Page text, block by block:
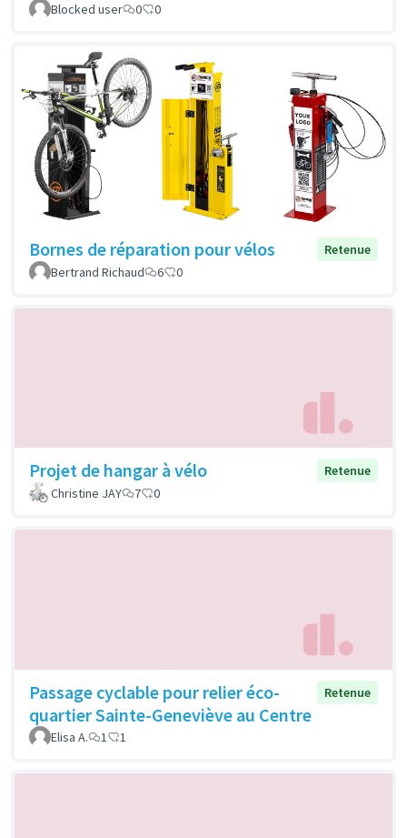
Blocked user 0 0
Bornes de réparation pour vélos
Retenue
Bertrand Richaud
6 0
Projet de hangar à vélo
Retenue
Christine JAY
7 0
Passage cyclable pour relier éco-
quartier Sainte-Geneviève au Centre
Retenue
Elisa A. 1 1